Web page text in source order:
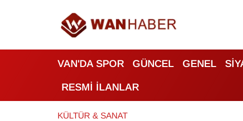
VAN'DA SPOR GÜNCEL GENEL
RESMİ İLANLAR
KÜLTÜR & SANAT
ASAYİŞ
BİLİM VE TEKNOLOJİ
Biyografi
Van Nöbetçi Eczaneler
Van Hava Durumu
Van Namaz Vakitleri
Van Trafik Yoğunluk Haritası